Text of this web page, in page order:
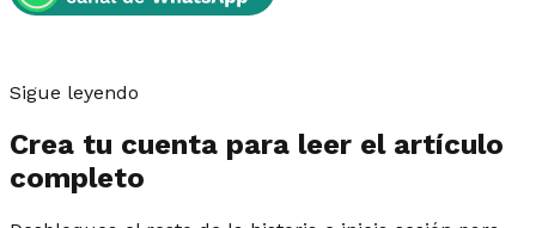
Sigue leyendo
Crea tu cuenta para leer el artículo
completo